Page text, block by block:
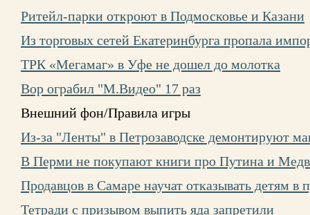
Ритейл-парки откроют в Подмосковье и Казани
Из торговых сетей Екатеринбурга пропала
ТРК «Мегамаг» в Уфе не дошел до молотка
Вор ограбил "М.Видео" 17 раз
Внешний фон/Правила игры
Из-за "Ленты" в Петрозаводске демонтируют
В Перми не покупают книги про Путина и
Продавцов в Самаре научат отказывать детям в
Тетради с призывом выпить яда запретили